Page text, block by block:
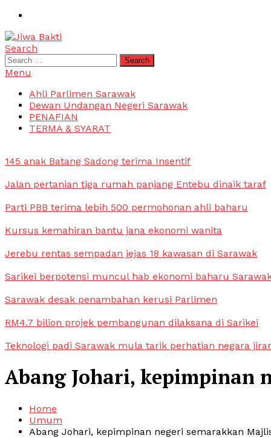
Skip
Content
Jiwa Bakti
Suara PBB Sarawak
Search
Search
for:
Menu
Ahli Parlimen Sarawak
Dewan Undangan Negeri Sarawak
PENAFIAN
TERMA & SYARAT
145 anak Batang Sadong terima Insentif
Jalan pertanian tiga rumah panjang Entebu dinaik taraf
Parti PBB terima lebih 500 permohonan ahli baharu
Kursus kemahiran bantu jana ekonomi wanita
Jerebu rentas sempadan jejas 18 kawasan di Sarawak
Sarikei berpotensi muncul hab ekonomi baharu
Sarawak desak penambahan kerusi Parlimen
RM4.7 bilion projek pembangunan dilaksana di Sarikei
Teknologi padi Sarawak mula tarik perhatian negara
Abang Johari, kepimpinan
Home
Umum
Abang Johari, kepimpinan negeri semarakkan